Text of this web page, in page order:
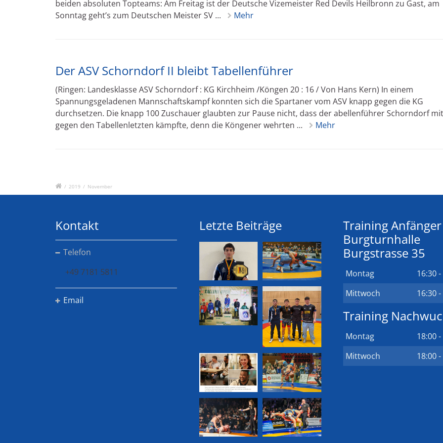
beiden absoluten Topteams: Am Freitag ist der Deutsche Vizemeister Red Devils Heilbronn zu Gast, am
Sonntag geht’s zum Deutschen Meister SV ...
Mehr
Der ASV Schorndorf II bleibt Tabellenführer
(Ringen: Landesklasse ASV Schorndorf : KG Kirchheim /Köngen 20 : 16 / Von Hans Kern) In einem
Spannungsgeladenen Mannschaftskampf konnten sich die Spartaner vom ASV knapp gegen die KG
durchsetzen. Die knapp 100 Zuschauer glaubten zur Pause nicht, dass der abellenführer Schorndorf
gegen den Tabellenletzten kämpfte, denn die Köngener wehrten ...
Mehr
/ 2019 / November
Kontakt
Telefon
+49 7181 5811
Email
Letzte Beiträge
Training Anfänger
Burgturnhalle
Burgstrasse 35
Montag
16:30
Mittwoch
16:30
Training
Montag
18:00
Mittwoch
18:00